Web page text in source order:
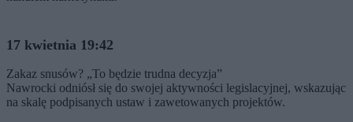
17 kwietnia 19:42
Zakaz snusów? „To będzie trudna decyzja”
Nawrocki odniósł się do swojej aktywności legislacyjnej, wskazując
na skalę podpisanych ustaw i zawetowanych projektów.